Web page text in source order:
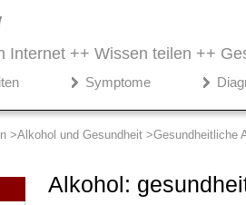
Internet ++ Wissen teilen ++
Symptome
Alkohol und Gesundheit Gesundheitliche
Alkohol: